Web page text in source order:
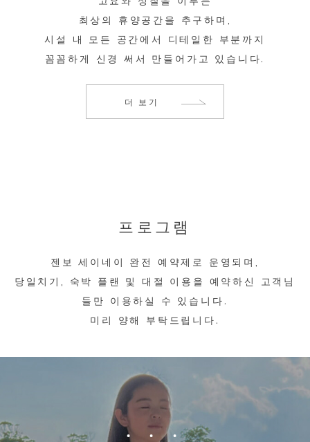
최상의 휴양공간을 추구하며,
시설 내 모든 공간에서 디테일한 부분까지
꼼꼼하게 신경 써서 만들어가고 있습니다.
더 보기
프로그램
젠보 세이네이 완전 예약제로 운영되며,
당일치기, 숙박 플랜 및 대절 이용을 예약하신 고객님
들만 이용하실 수 있습니다.
미리 양해 부탁드립니다.